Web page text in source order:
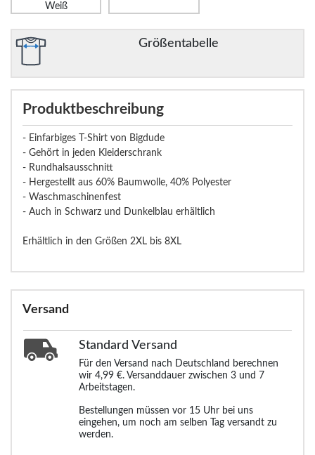
Weiß
Größentabelle
Produktbeschreibung
- Einfarbiges T-Shirt von Bigdude
- Gehört in jeden Kleiderschrank
- Rundhalsausschnitt
- Hergestellt aus 60% Baumwolle, 40% Polyester
- Waschmaschinenfest
- Auch in Schwarz und Dunkelblau erhältlich
Erhältlich in den Größen 2XL bis 8XL
Versand
Standard Versand
Für den Versand nach Deutschland berechnen
wir 4,99 €. Versanddauer zwischen 3 und 7
Arbeitstagen.
Bestellungen müssen vor 15 Uhr bei uns
eingehen, um noch am selben Tag versandt zu
werden.